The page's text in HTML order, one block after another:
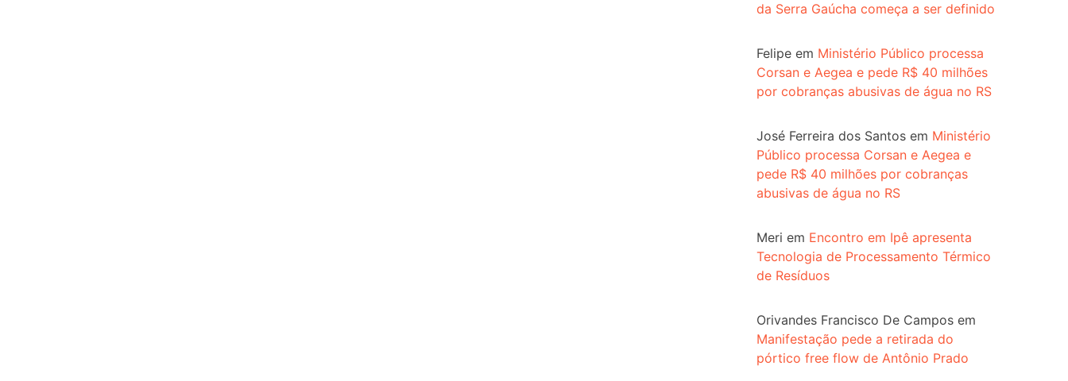
da Serra Gaúcha começa a ser definido
Felipe em Ministério Público processa
Corsan e Aegea e pede R$ 40 milhões
por cobranças abusivas de água no RS
José Ferreira dos Santos em Ministério
Público processa Corsan e Aegea e
pede R$ 40 milhões por cobranças
abusivas de água no RS
Meri em Encontro em Ipê apresenta
Tecnologia de Processamento Térmico
de Resíduos
Orivandes Francisco De Campos em
Manifestação pede a retirada do
pórtico free flow de Antônio Prado